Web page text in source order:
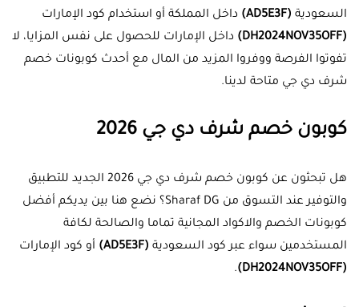
السعودية (AD5E3F)
داخل المملكة أو استخدام كود الإمارات
(DH2024NOV35OFF)
داخل الإمارات للحصول على نفس المزايا، لا
تفوتوا الفرصة ووفروا المزيد من المال مع أحدث كوبونات خصم
شرف دي جي متاحة لدينا.
كوبون خصم شرف دي جي 2026
هل تبحثون عن كوبون خصم شرف دي جي 2026 الجديد للتطبيق
والتوفير عند التسوق من Sharaf DG؟ نضع هنا بين يديكم أفضل
كوبونات الخصم والاكواد المجانية تماما والصالحة لكافة
المستخدمين سواء عبر كود السعودية (AD5E3F)
أو كود الإمارات
(DH2024NOV35OFF)
.